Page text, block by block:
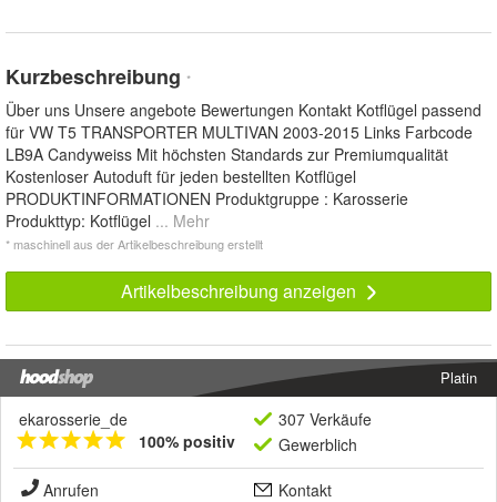
Kurzbeschreibung *
Über uns Unsere angebote Bewertungen Kontakt Kotflügel passend
für VW T5 TRANSPORTER MULTIVAN 2003-2015 Links Farbcode
LB9A Candyweiss Mit höchsten Standards zur Premiumqualität
Kostenloser Autoduft für jeden bestellten Kotflügel
PRODUKTINFORMATIONEN Produktgruppe : Karosserie
Produkttyp: Kotflügel ... Mehr
* maschinell aus der Artikelbeschreibung erstellt
Artikelbeschreibung anzeigen
Platin
ekarosserie_de
100% positiv
307 Verkäufe
Gewerblich
Anrufen
Kontakt